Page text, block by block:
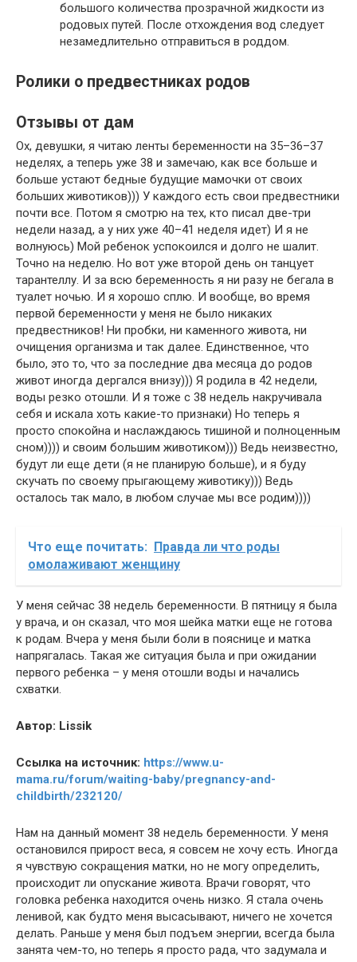
большого количества прозрачной жидкости из
родовых путей. После отхождения вод следует
незамедлительно отправиться в роддом.
Ролики о предвестниках родов
Отзывы от дам
Ох, девушки, я читаю ленты беременности на 35–36–37
неделях, а теперь уже 38 и замечаю, как все больше и
больше устают бедные будущие мамочки от своих
больших животиков))) У каждого есть свои предвестники
почти все. Потом я смотрю на тех, кто писал две-три
недели назад, а у них уже 40–41 неделя идет) И я не
волнуюсь) Мой ребенок успокоился и долго не шалит.
Точно на неделю. Но вот уже второй день он танцует
тарантеллу. И за всю беременность я ни разу не бегала в
туалет ночью. И я хорошо сплю. И вообще, во время
первой беременности у меня не было никаких
предвестников! Ни пробки, ни каменного живота, ни
очищения организма и так далее. Единственное, что
было, это то, что за последние два месяца до родов
живот иногда дергался внизу))) Я родила в 42 недели,
воды резко отошли. И я тоже с 38 недель накручивала
себя и искала хоть какие-то признаки) Но теперь я
просто спокойна и наслаждаюсь тишиной и полноценным
сном)))) и своим большим животиком))) Ведь неизвестно,
будут ли еще дети (я не планирую больше), и я буду
скучать по своему прыгающему животику))) Ведь
осталось так мало, в любом случае мы все родим))))
Что еще почитать:
Правда ли что роды
омолаживают женщину
У меня сейчас 38 недель беременности. В пятницу я была
у врача, и он сказал, что моя шейка матки еще не готова
к родам. Вчера у меня были боли в пояснице и матка
напрягалась. Такая же ситуация была и при ожидании
первого ребенка – у меня отошли воды и начались
схватки.
Автор: Lissik
Ссылка на источник: https://www.u-
mama.ru/forum/waiting-baby/pregnancy-and-
childbirth/232120/
Нам на данный момент 38 недель беременности. У меня
остановился прирост веса, я совсем не хочу есть. Иногда
я чувствую сокращения матки, но не могу определить,
происходит ли опускание живота. Врачи говорят, что
головка ребенка находится очень низко. Я стала очень
ленивой, как будто меня высасывают, ничего не хочется
делать. Раньше у меня был подъем энергии, всегда была
занята чем-то, но теперь я просто рада, что задумала и